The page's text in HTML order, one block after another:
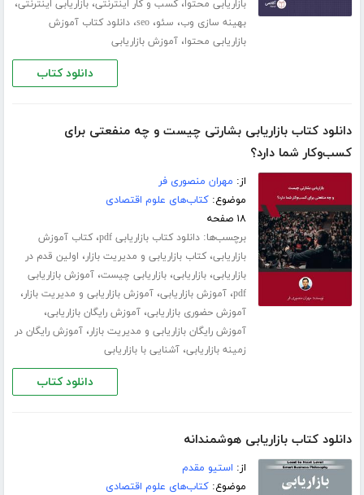
بازاریابی محتوا،کسب و کار اینترنتی،بازاریابی اینترنتی،
بهینه سازی وب، سئو،seo،دانلود کتاب آموزش
بازاریابی محتوا،آموزش بازاریابی
دانلود کتاب
دانلود کتاب بازاریابی بشارتی چیست و چه منفعتی برای
کسب‌و‌کار شما دارد؟
از: مهران منصوری فر
موضوع:کتاب‌های علوم اقتصادی
۱۸ صفحه
برچسب‌ها:دانلود کتاب بازاریابی pdf ،کتاب آموزش
بازاریابی،کتاب بازاریابی و مدیریت بازار، اولین قدم در
بازاریابی،بازاریابی،بازاریابی چیست،آموزش بازاریابی
pdf،آموزش بازاریابی،آموزش بازاریابی و مدیریت بازار،
آموزش حضوری بازاریابی،آموزش رایگان بازاریابی،
آموزش رایگان بازاریابی و مدیریت بازار،آموزش رایگان در
زمینه بازاریابی،آشنایی با بازاریابی
دانلود کتاب
دانلود کتاب بازاریابی هوشمندانه
از: استیو مقدم
موضوع:کتاب‌های علوم اقتصادی